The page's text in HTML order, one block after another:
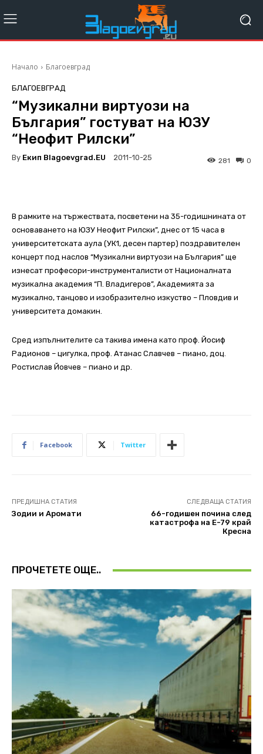
Начало Благоевград
БЛАГОЕВГРАД
“Музикални виртуози на
България” гостуват на ЮЗУ
“Неофит Рилски”
By Екип Blagoevgrad.EU 2011-10-25 0
281
В рамките на тържествата, посветени на 35-годишнината от
основаването на ЮЗУ Неофит Рилски”, днес от 15 часа в
университетската аула (УК1, десен партер) поздравителен
концерт под наслов “Музикални виртуози на България” ще
изнесат професори-инструменталисти от Националната
музикална академия “П. Владигеров”, Академията за
музикално, танцово и изобразително изкуство – Пловдив и
университета домакин.
Сред изпълнителите са такива имена като проф. Йосиф
Радионов – цигулка, проф. Атанас Славчeв – пиано, доц.
Ростислав Йовчев – пиано и др.
Facebook Twitter
ПРЕДИШНА СТАТИЯ
Зодии и Аромати
СЛЕДВАЩА СТАТИЯ
66-годишен почина след
катастрофа на Е-79 край
Кресна
ПРОЧЕТЕТЕ ОЩЕ..